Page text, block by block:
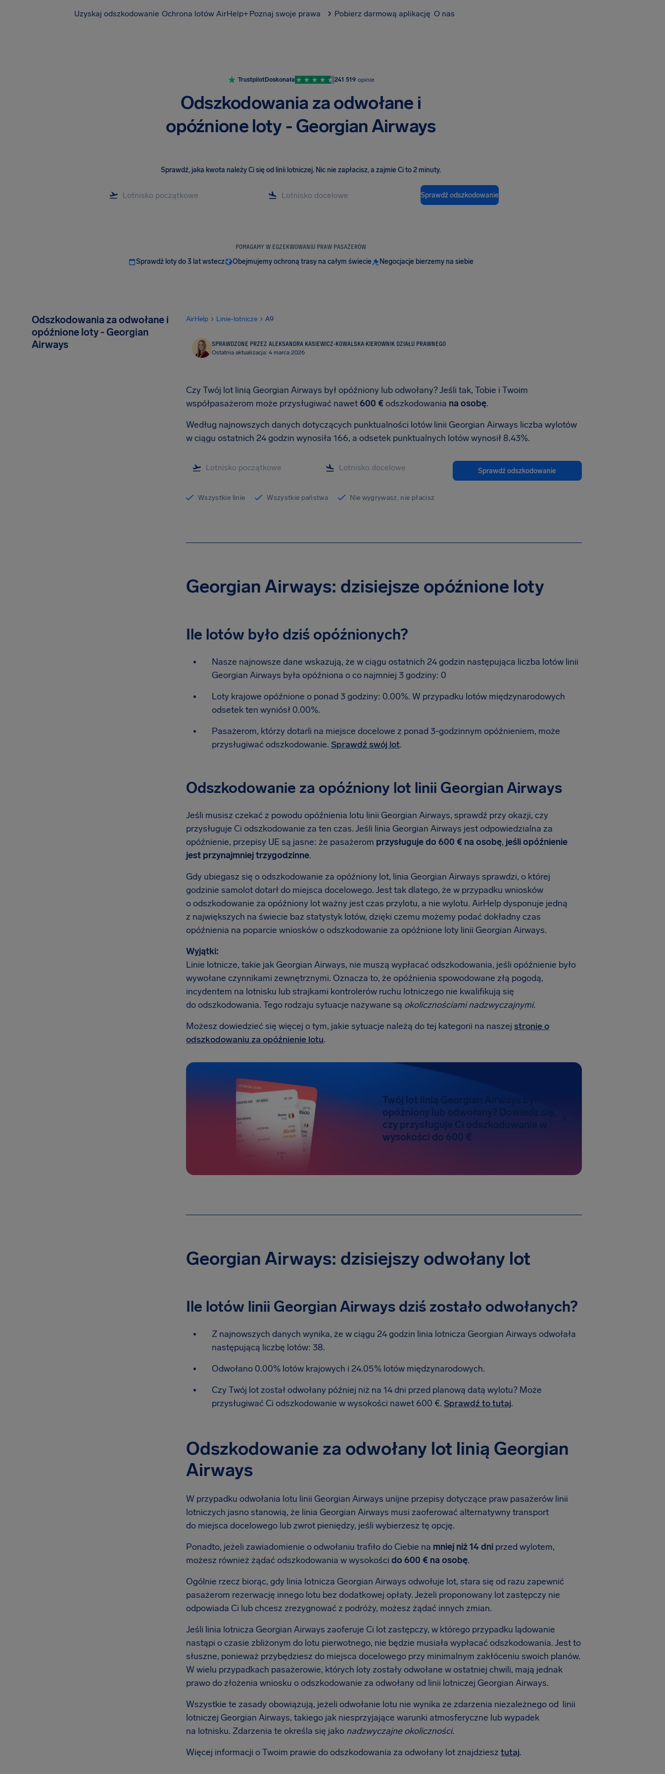
Uzyskaj odszkodowanie Ochrona lotów AirHelp+ Poznaj swoje prawa Pobierz darmową aplikację O nas
TrustpilotDoskonała 241 519 opinie
Odszkodowania za odwołane i
opóźnione loty - Georgian Airways
Sprawdź, jaka kwota należy Ci się od linii lotniczej. Nic nie zapłacisz, a zajmie Ci to 2 minuty.
Sprawdź odszkodowanie
POMAGAMY W EGZEKWOWANIU PRAW PASAŻERÓW
Sprawdź loty do 3 lat wstecz Obejmujemy ochroną trasy na całym świecie Negocjacje bierzemy na siebie
Odszkodowania za odwołane i
opóźnione loty - Georgian
Airways
AirHelp Linie-lotnicze A9
SPRAWDZONE PRZEZ ALEKSANDRA KASIEWICZ-KOWALSKA·KIEROWNIK DZIAŁU PRAWNEGO
Ostatnia aktualizacja: 4 marca 2026
Czy Twój lot linią Georgian Airways był opóźniony lub odwołany? Jeśli tak, Tobie i Twoim
współpasażerom może przysługiwać nawet600 €odszkodowania na osobę.
Według najnowszych danych dotyczących punktualności lotów linii Georgian Airways liczba wylotów
w ciągu ostatnich 24 godzin wynosiła 166, a odsetek punktualnych lotów wynosił 8.43%.
Sprawdź odszkodowanie
Wszystkie linie Wszystkie państwa Nie wygrywasz, nie płacisz
Georgian Airways: dzisiejsze opóźnione loty
Ile lotów było dziś opóźnionych?
Nasze najnowsze dane wskazują, że w ciągu ostatnich 24 godzin następująca liczba lotów linii
Georgian Airways była opóźniona o co najmniej 3 godziny: 0
Loty krajowe opóźnione o ponad 3 godziny: 0.00%. W przypadku lotów międzynarodowych
odsetek ten wyniósł 0.00%.
Pasażerom, którzy dotarli na miejsce docelowe z ponad 3-godzinnym opóźnieniem, może
przysługiwać odszkodowanie. Sprawdź swój lot.
Odszkodowanie za opóźniony lot linii Georgian Airways
Jeśli musisz czekać z powodu opóźnienia lotu linii Georgian Airways, sprawdź przy okazji, czy
przysługuje Ci odszkodowanie za ten czas. Jeśli linia Georgian Airways jest odpowiedzialna za
opóźnienie, przepisy UE są jasne: że pasażerom przysługuje do 600 € na osobę, jeśli opóźnienie
jest przynajmniej trzygodzinne.
Gdy ubiegasz się o odszkodowanie za opóźniony lot, linia Georgian Airways sprawdzi, o której
godzinie samolot dotarł do miejsca docelowego. Jest tak dlatego, że w przypadku wniosków
o odszkodowanie za opóźniony lot ważny jest czas przylotu, a nie wylotu. AirHelp dysponuje jedną
z największych na świecie baz statystyk lotów, dzięki czemu możemy podać dokładny czas
opóźnienia na poparcie wniosków o odszkodowanie za opóźnione loty linii Georgian Airways.
Wyjątki:
Linie lotnicze, takie jak Georgian Airways, nie muszą wypłacać odszkodowania, jeśli opóźnienie było
wywołane czynnikami zewnętrznymi. Oznacza to, że opóźnienia spowodowane złą pogodą,
incydentem na lotnisku lub strajkami kontrolerów ruchu lotniczego nie kwalifikują się
do odszkodowania. Tego rodzaju sytuacje nazywane są okolicznościami nadzwyczajnymi.
Możesz dowiedzieć się więcej o tym, jakie sytuacje należą do tej kategorii na naszej stronie o
odszkodowaniu za opóźnienie lotu.
Twój lot linią Georgian Airways był
opóźniony lub odwołany? Dowiedz się,
czy przysługuje Ci odszkodowanie w
wysokości do 600 €
Georgian Airways: dzisiejszy odwołany lot
Ile lotów linii Georgian Airways dziś zostało odwołanych?
Z najnowszych danych wynika, że w ciągu 24 godzin linia lotnicza Georgian Airways odwołała
następującą liczbę lotów: 38.
Odwołano 0.00% lotów krajowych i 24.05% lotów międzynarodowych.
Czy Twój lot został odwołany później niż na 14 dni przed planową datą wylotu? Może
przysługiwać Ci odszkodowanie w wysokości nawet 600 €. Sprawdź to tutaj.
Odszkodowanie za odwołany lot linią Georgian
Airways
W przypadku odwołania lotu linii Georgian Airways unijne przepisy dotyczące praw pasażerów linii
lotniczych jasno stanowią, że linia Georgian Airways musi zaoferować alternatywny transport
do miejsca docelowego lub zwrot pieniędzy, jeśli wybierzesz tę opcję.
Ponadto, jeżeli zawiadomienie o odwołaniu trafiło do Ciebie na mniej niż 14 dni przed wylotem,
możesz również żądać odszkodowania w wysokości do 600 € na osobę.
Ogólnie rzecz biorąc, gdy linia lotnicza Georgian Airways odwołuje lot, stara się od razu zapewnić
pasażerom rezerwację innego lotu bez dodatkowej opłaty. Jeżeli proponowany lot zastępczy nie
odpowiada Ci lub chcesz zrezygnować z podróży, możesz żądać innych zmian.
Jeśli linia lotnicza Georgian Airways zaoferuje Ci lot zastępczy, w którego przypadku lądowanie
nastąpi o czasie zbliżonym do lotu pierwotnego, nie będzie musiała wypłacać odszkodowania. Jest to
słuszne, ponieważ przybędziesz do miejsca docelowego przy minimalnym zakłóceniu swoich planów.
W wielu przypadkach pasażerowie, których loty zostały odwołane w ostatniej chwili, mają jednak
prawo do złożenia wniosku o odszkodowanie za odwołany od linii lotniczej Georgian Airways.
Wszystkie te zasady obowiązują, jeżeli odwołanie lotu nie wynika ze zdarzenia niezależnego od linii
lotniczej Georgian Airways, takiego jak niesprzyjające warunki atmosferyczne lub wypadek
na lotnisku. Zdarzenia te określa się jako nadzwyczajne okoliczności.
Więcej informacji o Twoim prawie do odszkodowania za odwołany lot znajdziesz tutaj.